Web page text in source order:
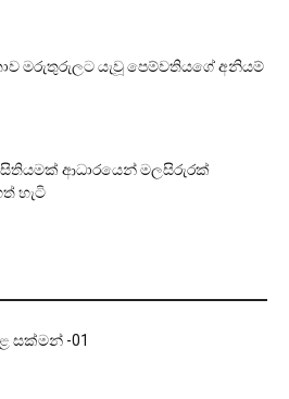
මරුතුරුලට යැවූ පෙම්වතියගේ අනියම්
සිතියමක් ආධාරයෙන් මලසිරුරක්
හැටි
සක්මන් -01